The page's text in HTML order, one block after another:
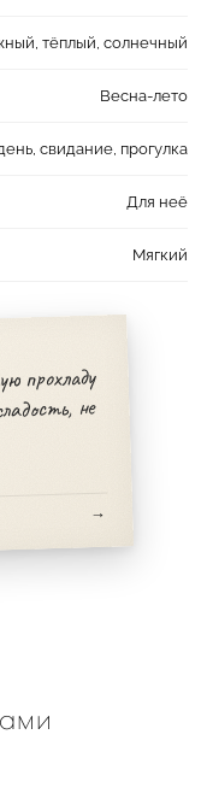
тёплый, солнечный
Весна-лето
свидание, прогулка
Для неё
Мягкий
прохладу
не